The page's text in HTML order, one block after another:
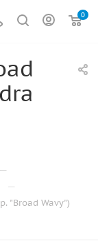
0
—
—
"Broad Wavy")